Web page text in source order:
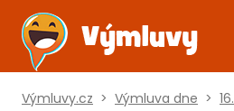
Výmluvy.cz > Výmluva dne >